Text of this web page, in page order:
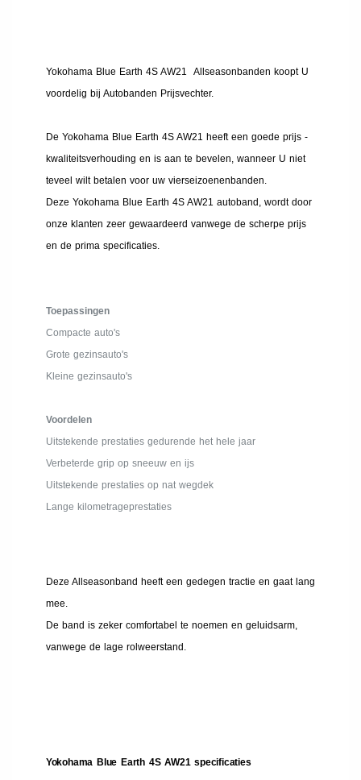
Yokohama Blue Earth 4S AW21 Allseasonbanden koopt U
voordelig bij Autobanden Prijsvechter.
De Yokohama Blue Earth 4S AW21 heeft een goede prijs -
kwaliteitsverhouding en is aan te bevelen, wanneer U niet
teveel wilt betalen voor uw vierseizoenenbanden.
Deze Yokohama Blue Earth 4S AW21 autoband, wordt door
onze klanten zeer gewaardeerd vanwege de scherpe prijs
en de prima specificaties.
Toepassingen
Compacte auto's
Grote gezinsauto's
Kleine gezinsauto's
Voordelen
Uitstekende prestaties gedurende het hele jaar
Verbeterde grip op sneeuw en ijs
Uitstekende prestaties op nat wegdek
Lange kilometrageprestaties
Deze Allseasonband heeft een gedegen tractie en gaat lang
mee.
De band is zeker comfortabel te noemen en geluidsarm,
vanwege de lage rolweerstand.
Yokohama Blue Earth 4S AW21 specificaties